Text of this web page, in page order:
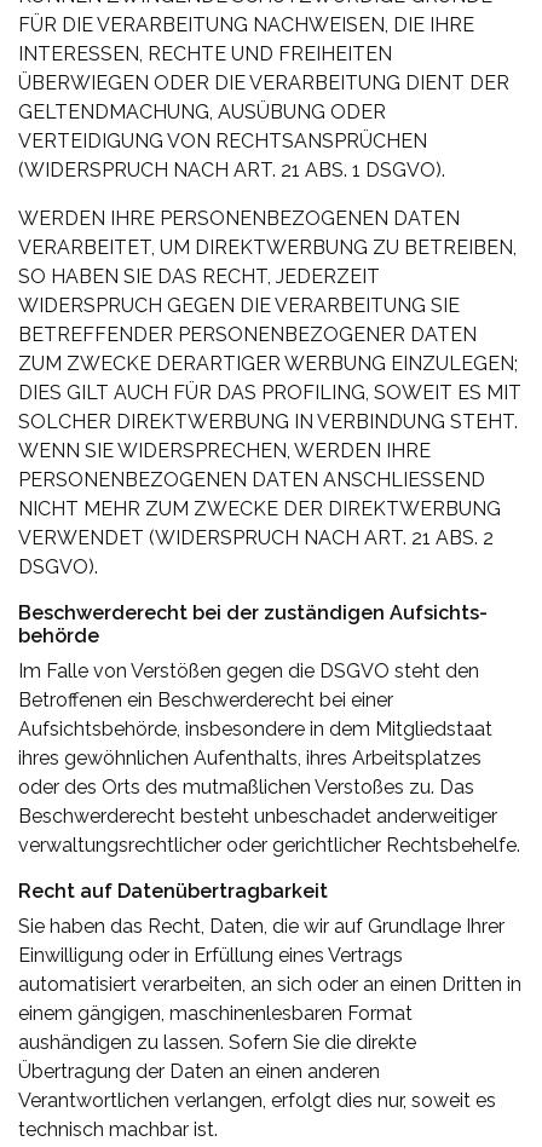
FÜR DIE VERARBEITUNG NACHWEISEN, DIE IHRE
INTERESSEN, RECHTE UND FREIHEITEN
ÜBERWIEGEN ODER DIE VERARBEITUNG DIENT DER
GELTENDMACHUNG, AUSÜBUNG ODER
VERTEIDIGUNG VON RECHTSANSPRÜCHEN
(WIDERSPRUCH NACH ART. 21 ABS. 1 DSGVO).
WERDEN IHRE PERSONENBEZOGENEN DATEN
VERARBEITET, UM DIREKTWERBUNG ZU BETREIBEN,
SO HABEN SIE DAS RECHT, JEDERZEIT
WIDERSPRUCH GEGEN DIE VERARBEITUNG SIE
BETREFFENDER PERSONENBEZOGENER DATEN
ZUM ZWECKE DERARTIGER WERBUNG EINZULEGEN;
DIES GILT AUCH FÜR DAS PROFILING, SOWEIT ES MIT
SOLCHER DIREKTWERBUNG IN VERBINDUNG STEHT.
WENN SIE WIDERSPRECHEN, WERDEN IHRE
PERSONENBEZOGENEN DATEN ANSCHLIESSEND
NICHT MEHR ZUM ZWECKE DER DIREKTWERBUNG
VERWENDET (WIDERSPRUCH NACH ART. 21 ABS. 2
DSGVO).
Beschwerde­recht bei der zuständigen Aufsichts­
behörde
Im Falle von Verstößen gegen die DSGVO steht den
Betroffenen ein Beschwerderecht bei einer
Aufsichtsbehörde, insbesondere in dem Mitgliedstaat
ihres gewöhnlichen Aufenthalts, ihres Arbeitsplatzes
oder des Orts des mutmaßlichen Verstoßes zu. Das
Beschwerderecht besteht unbeschadet anderweitiger
verwaltungsrechtlicher oder gerichtlicher Rechtsbehelfe.
Recht auf Daten­übertrag­barkeit
Sie haben das Recht, Daten, die wir auf Grundlage Ihrer
Einwilligung oder in Erfüllung eines Vertrags
automatisiert verarbeiten, an sich oder an einen Dritten in
einem gängigen, maschinenlesbaren Format
aushändigen zu lassen. Sofern Sie die direkte
Übertragung der Daten an einen anderen
Verantwortlichen verlangen, erfolgt dies nur, soweit es
technisch machbar ist.